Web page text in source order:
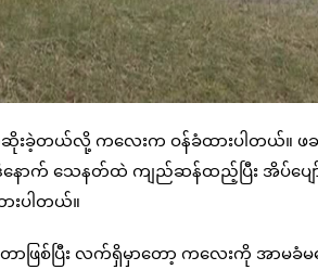
ဆိုးခဲ့တယ်လို့ ကလေးက ဝန်ခံထားပါတယ်။
ောက် သေနတ်ထဲ ကျည်ဆန်ထည့်ပြီး အိပ်ပျေ
းပါတယ်။
ာဖြစ်ပြီး လက်ရှိမှာတော့ ကလေးကို အာမခံ